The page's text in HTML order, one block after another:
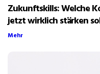
Zukunftskills: Welche
jetzt wirklich stärken
Mehr